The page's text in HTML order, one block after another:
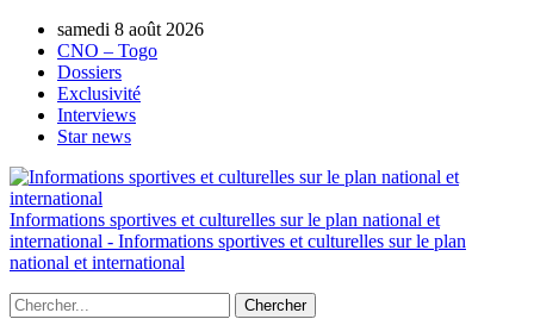
samedi 8 août 2026
CNO – Togo
Dossiers
Exclusivité
Interviews
Star news
Informations sportives et culturelles sur le plan national et
international - Informations sportives et culturelles sur le plan
national et international
AUTORISATION DE LA HAAC N°0134/